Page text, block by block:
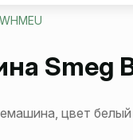
Smeg
цвет